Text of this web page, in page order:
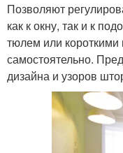
Позволяют
как к окну, так и к
тюлем или
самостоятельно.
дизайна и узоров